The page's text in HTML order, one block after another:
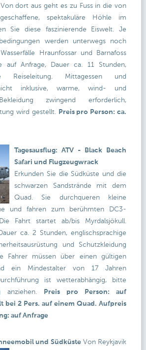
dort aus geht es zu Fuss in die von
spektakuläre Höhle im
Sie diese faszinierende Eiswelt. Je
werden unterwegs noch
Hraunfossar und Barnafoss
auf Anfrage, Dauer ca. 11 Stunden,
Reiseleitung. Mittagessen und
inklusive, warme, wind- und
zwingend erforderlich,
wird gestellt. Preis pro Person: ca.
Tagesausflug: ATV - Black Beach
Safari und Flugzeugwrack
Erkunden Sie die Südküste und die
schwarzen Sandstrände mit dem
Quad. Sie durchqueren kleine
und fahren zum berühmten DC3-
Fahrt startet ab/bis Myrdalsjökull.
ca. 2 Stunden, englischsprachige
und Schutzkleidung
Fahrer müssen über einen gültigen
ein Mindestalter von 17 Jahren
ist wetterabhängig, bitte
anziehen.
Preis pro Person: auf
bei 2 Pers. auf einem Quad. Aufpreis
auf Anfrage
und SüdküsteVon Reykjavik